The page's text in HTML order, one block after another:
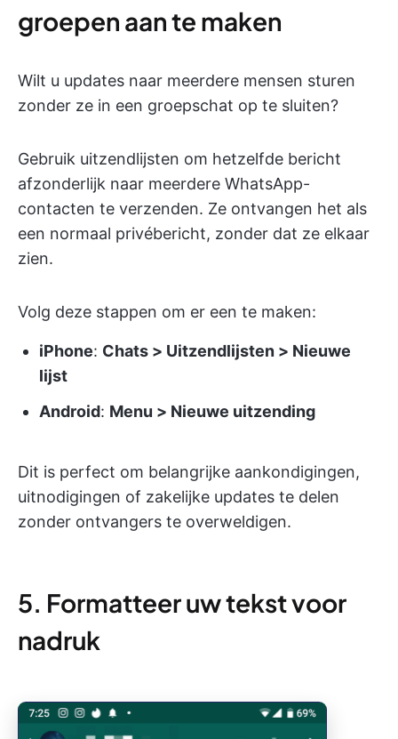
groepen aan te maken
Wilt u updates naar meerdere mensen sturen
zonder ze in een groepschat op te sluiten?
Gebruik uitzendlijsten om hetzelfde bericht
afzonderlijk naar meerdere WhatsApp-
contacten te verzenden. Ze ontvangen het als
een normaal privébericht, zonder dat ze elkaar
zien.
Volg deze stappen om er een te maken:
iPhone: Chats > Uitzendlijsten > Nieuwe
lijst
Android: Menu > Nieuwe uitzending
Dit is perfect om belangrijke aankondigingen,
uitnodigingen of zakelijke updates te delen
zonder ontvangers te overweldigen.
5. Formatteer uw tekst voor
nadruk